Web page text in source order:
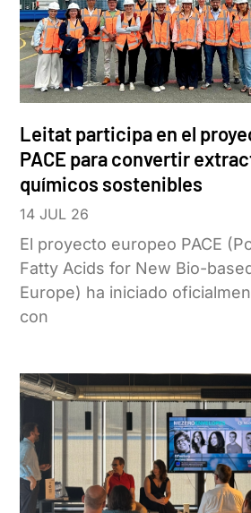
Leitat participa en el
PACE para convertir
químicos sostenibles
14 JUL 26
El proyecto europeo PACE
Fatty Acids for New Bio-
Europe) ha iniciado
con